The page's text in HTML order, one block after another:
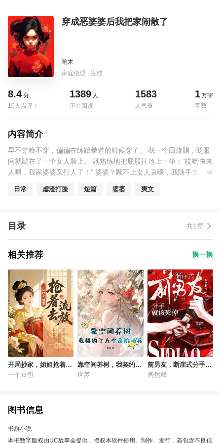
穿成恶婆婆后我把家闹散了
响木
家庭伦理 | 完结
8.4 分
10人点评
1389 人
正在阅读
1583
人气值
1万字
字数
内容简介
早不穿晚不穿，偏偏在练跆拳道的时候穿了。 我一个回旋踢，眨眼
间就踹在了一个女人脸上。 她熟练地把屁股往地上一坐：“哎哟快来
人喂，我家婆婆又打人了！” 婆婆？顾不上女人哀嚎，我随手拿起一
成恶婆婆了？”
日常 虐渣打脸 短篇 婆婆 爽文
目录 共1章
相关推荐 换一换
开局抄家，姐姐抢着去
流放
一个豆包
靠空间养树，我契约了
九个高阶哨兵
世梦
前男友，断崖式分手就
该死掉
陶然叙
图书信息
书旗小说
本书数字版权由UC故事会提供，授权本软件使用、制作、发行，若包含不良信